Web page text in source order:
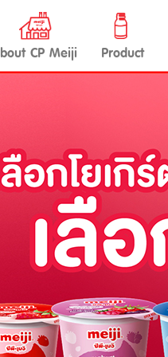
CP Meiji Product